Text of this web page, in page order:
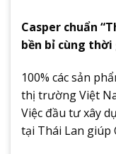
Casper chuẩn
bền bỉ cùng thời
100% các sản
thị trường Việt
Việc đầu tư xây
tại Thái Lan giúp